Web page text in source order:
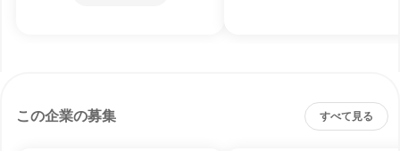
この企業の募集 すべて見る